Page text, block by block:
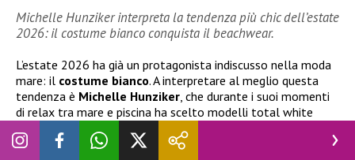
Michelle Hunziker interpreta la tendenza più chic dell’estate
2026: il costume bianco conquista il beachwear.
L’estate 2026 ha già un protagonista indiscusso nella moda
mare: il costume bianco. A interpretare al meglio questa
tendenza è Michelle Hunziker , che durante i suoi momenti
di relax tra mare e piscina ha scelto modelli total white
capaci di unire semplicità ed eleganza. Un classico senza
tempo che si conferma il look più raffinato della stagione.